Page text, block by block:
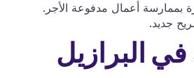
بممارسة أعمال مدفوعة الأجر.
جديد.
في البرازيل